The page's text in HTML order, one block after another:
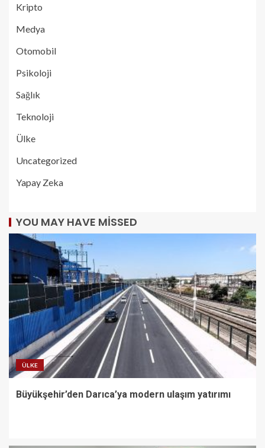
Kripto
Medya
Otomobil
Psikoloji
Sağlık
Teknoloji
Ülke
Uncategorized
Yapay Zeka
YOU MAY HAVE MISSED
ÜLKE
Büyükşehir’den Darıca’ya modern ulaşım yatırımı